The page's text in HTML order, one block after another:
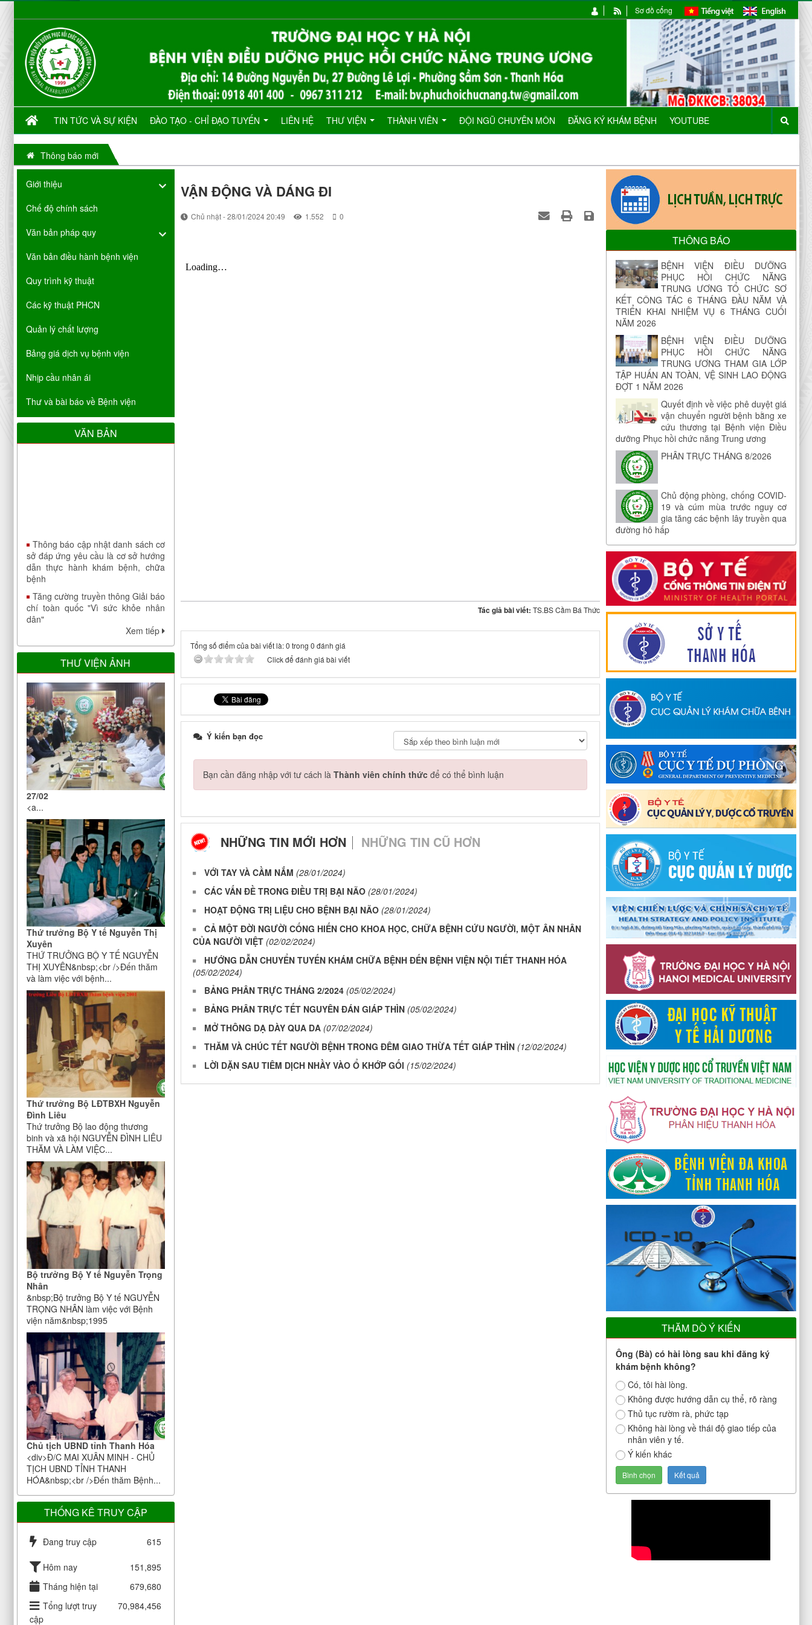
TIN TỨC VÀ SỰ KIỆN ĐÀO TẠO - CHỈ ĐẠO TUYẾN LIÊN HỆ THƯ VIỆN THÀNH VIÊN ĐỘI NGŨ CHUYÊN MÔN ĐĂNG KÝ KHÁM BỆNH YOUTUBE
Sơ đồ cổng
Thông báo mới
Giới thiệu
Chế độ chính sách
Văn bản pháp quy
Văn bản điều hành bệnh viện
Quy trình kỹ thuật
Các kỹ thuật PHCN
Quản lý chất lượng
Bảng giá dịch vụ bệnh viện
Nhịp cầu nhân ái
Thư và bài báo về Bệnh viện
VĂN BẢN
sở đáp ứng yêu cầu là cơ sở hướng
dẫn thực hành khám bệnh, chữa
bệnh
Tăng cường truyền thông Giải báo
chí toàn quốc "Vì sức khỏe nhân
dân"
Chỉ thị của Ban bí thư về việc tổ
chức Tết Nhâm Dần năm 2022
Công bố công khai đáp ứng yêu
cầu là cơ sở thực hành trong đào
tạo khối ngành sức khoẻ của Bệnh
viện Điều dưỡng Phục hồi chức
năng Trung ương
V/v bảo đảm nhân lực y tế trong
phòng, chống dịch COVID-19
Thông báo cập nhật danh sách cơ
sở đáp ứng yêu cầu là cơ sở hướng
dẫn thực hành khám bệnh, chữa
bệnh
Tăng cường truyền thông Giải báo
chí toàn quốc "Vì sức khỏe nhân
dân"
Chỉ thị của Ban bí thư về việc tổ
chức Tết Nhâm Dần năm 2022
Công bố công khai đáp ứng yêu
cầu là cơ sở thực hành trong đào
tạo khối ngành sức khoẻ của Bệnh
viện Điều dưỡng Phục hồi chức
năng Trung ương
V/v bảo đảm nhân lực y tế trong
phòng, chống dịch COVID-19
Xem tiếp
THƯ VIỆN ẢNH
27/02
<a...
Thứ trưởng Bộ Y tế Nguyễn Thị
Xuyên
THỨ TRƯỞNG BỘ Y TẾ NGUYỄN
THỊ XUYÊN&nbsp;<br />Đến thăm
và làm việc với bệnh...
Thứ trưởng Bộ LĐTBXH Nguyễn
Đình Liêu
Thứ trưởng Bộ lao động thương
binh và xã hội NGUYỄN ĐÌNH LIÊU
THĂM VÀ LÀM VIỆC...
Bộ trưởng Bộ Y tế Nguyễn Trọng
Nhân
&nbsp;Bộ trưởng Bộ Y tế NGUYỄN
TRỌNG NHÂN làm việc với Bệnh
viện năm&nbsp;1995
Chủ tịch UBND tỉnh Thanh Hóa
<div>Đ/C MAI XUÂN MINH - CHỦ
TỊCH UBND TỈNH THANH
HÓA&nbsp;<br />Đến thăm Bệnh...
THỐNG KÊ TRUY CẬP
Đang truy cập 615
Hôm nay
151,895
Tháng hiện tại
679,680
Tổng lượt truy
cập
70,984,456
VẬN ĐỘNG VÀ DÁNG ĐI
Chủ nhật - 28/01/2024 20:49 1.552 0
Tác giả bài viết: TS.BS Cầm Bá Thức
Tổng số điểm của bài viết là: 0 trong 0 đánh giá
Click để đánh giá bài viết
Ý kiến bạn đọc
Bạn cần đăng nhập với tư cách là Thành viên chính thứcđể có thể bình luận
NHỮNG TIN MỚI HƠN NHỮNG TIN CŨ HƠN
VỚI TAY VÀ CẦM NẮM (28/01/2024)
CÁC VẤN ĐỀ TRONG ĐIỀU TRỊ BẠI NÃO (28/01/2024)
HOẠT ĐỘNG TRỊ LIỆU CHO BỆNH BẠI NÃO (28/01/2024)
CẢ MỘT ĐỜI NGƯỜI CỐNG HIẾN CHO KHOA HỌC, CHỮA BỆNH CỨU NGƯỜI, MỘT ÂN NHÂN
CỦA NGƯỜI VIỆT (02/02/2024)
HƯỚNG DẪN CHUYỂN TUYẾN KHÁM CHỮA BỆNH ĐẾN BỆNH VIỆN NỘI TIẾT THANH HÓA
(05/02/2024)
BẢNG PHÂN TRỰC THÁNG 2/2024 (05/02/2024)
BẢNG PHÂN TRỰC TẾT NGUYÊN ĐÁN GIÁP THÌN (05/02/2024)
MỞ THÔNG DẠ DÀY QUA DA (07/02/2024)
THĂM VÀ CHÚC TẾT NGƯỜI BỆNH TRONG ĐÊM GIAO THỪA TẾT GIÁP THÌN (12/02/2024)
LỜI DẶN SAU TIÊM DỊCH NHẦY VÀO Ổ KHỚP GỐI (15/02/2024)
THÔNG BÁO
BỆNH VIỆN ĐIỀU DƯỠNG
PHỤC HỒI CHỨC NĂNG
TRUNG ƯƠNG TỔ CHỨC SƠ
KẾT CÔNG TÁC 6 THÁNG ĐẦU NĂM VÀ
TRIỂN KHAI NHIỆM VỤ 6 THÁNG CUỐI
NĂM 2026
BỆNH VIỆN ĐIỀU DƯỠNG
PHỤC HỒI CHỨC NĂNG
TRUNG ƯƠNG THAM GIA LỚP
TẬP HUẤN AN TOÀN, VỆ SINH LAO ĐỘNG
ĐỢT 1 NĂM 2026
Quyết định về việc phê duyệt giá
vận chuyển người bệnh bằng xe
cứu thương tại Bệnh viện Điều
dưỡng Phục hồi chức năng Trung ương
PHÂN TRỰC THÁNG 8/2026
Chủ động phòng, chống COVID-
19 và cúm mùa trước nguy cơ
gia tăng các bệnh lây truyền qua
đường hô hấp
THĂM DÒ Ý KIẾN
Ông (Bà) có hài lòng sau khi đăng ký
khám bệnh không?
Có, tôi hài lòng.
Không được hướng dẫn cụ thể, rõ ràng
Thủ tục rườm rà, phức tạp
Không hài lòng về thái độ giao tiếp của
nhân viên y tế.
Ý kiến khác